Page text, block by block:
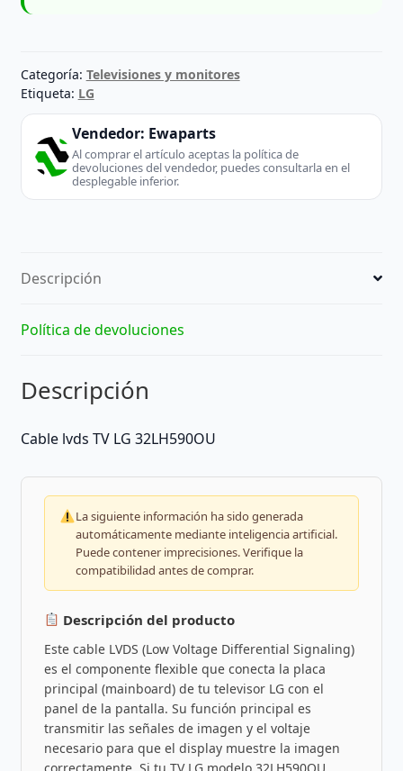
Categoría: Televisiones y monitores
Etiqueta: LG
Vendedor: Ewaparts
Al comprar el artículo aceptas la política de
devoluciones del vendedor, puedes consultarla en el
desplegable inferior.
Descripción
Política de devoluciones
Descripción
Cable lvds TV LG 32LH590OU
La siguiente información ha sido generada
automáticamente mediante inteligencia artificial.
Puede contener imprecisiones. Verifique la
compatibilidad antes de comprar.
Descripción del producto
Este cable LVDS (Low Voltage Differential Signaling)
es el componente flexible que conecta la placa
principal (mainboard) de tu televisor LG con el
panel de la pantalla. Su función principal es
transmitir las señales de imagen y el voltaje
necesario para que el display muestre la imagen